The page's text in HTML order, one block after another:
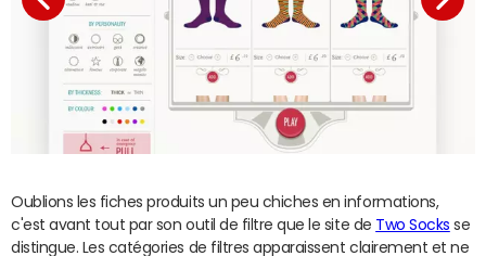
Oublions les fiches produits un peu chiches en informations,
c'est avant tout par son outil de filtre que le site de Two Socks se
distingue. Les catégories de filtres apparaissent clairement et ne